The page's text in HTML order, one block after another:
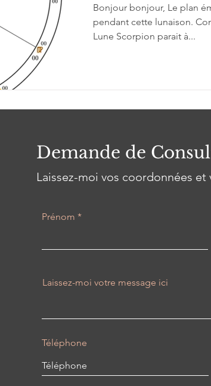
Bonjour bonjour, Le plan
pendant cette lunaison.
Lune Scorpion parait à...
Demande de
Laissez-moi vos coordonnées
Prénom
Laissez-moi votre message ici
Téléphone